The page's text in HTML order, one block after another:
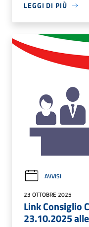
LEGGI DI PIÙ
AVVISI
23 OTTOBRE 2025
Link Consiglio
23.10.2025